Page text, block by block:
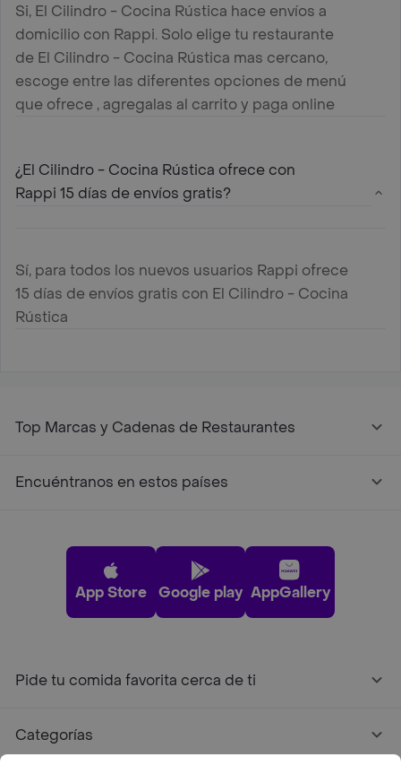
Si, El Cilindro - Cocina Rústica hace envíos a
domicilio con Rappi. Solo elige tu restaurante
de El Cilindro - Cocina Rústica mas cercano,
escoge entre las diferentes opciones de menú
que ofrece , agregalas al carrito y paga online
¿El Cilindro - Cocina Rústica ofrece con
Rappi 15 días de envíos gratis?
Sí, para todos los nuevos usuarios Rappi ofrece
15 días de envíos gratis con El Cilindro - Cocina
Rústica
Top Marcas y Cadenas de Restaurantes
Encuéntranos en estos países
App Store Google play AppGallery
Pide tu comida favorita cerca de ti
Categorías